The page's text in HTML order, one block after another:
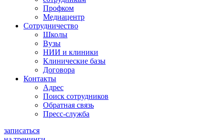
Профком
Медиацентр
Сотрудничество
Школы
Вузы
НИИ и клиники
Клинические базы
Договора
Контакты
Адрес
Поиск сотрудников
Обратная связь
Пресс-служба
записаться